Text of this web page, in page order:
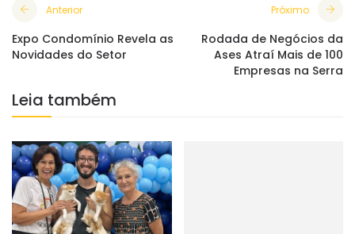
Anterior
Expo Condomínio Revela as
Novidades do Setor
Próximo
Rodada de Negócios da
Ases Atraí Mais de 100
Empresas na Serra
Leia também